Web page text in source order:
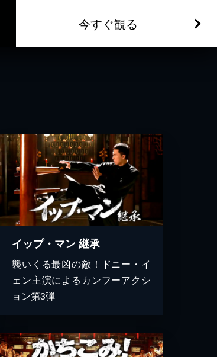
今すぐ観る
イップ・マン 継承
襲いくる最凶の敵！ドニー・イ
ェン主演によるカンフーアクシ
ョン第3弾